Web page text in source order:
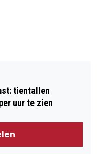
JAAR
DOOR
tientallen
uur te zien